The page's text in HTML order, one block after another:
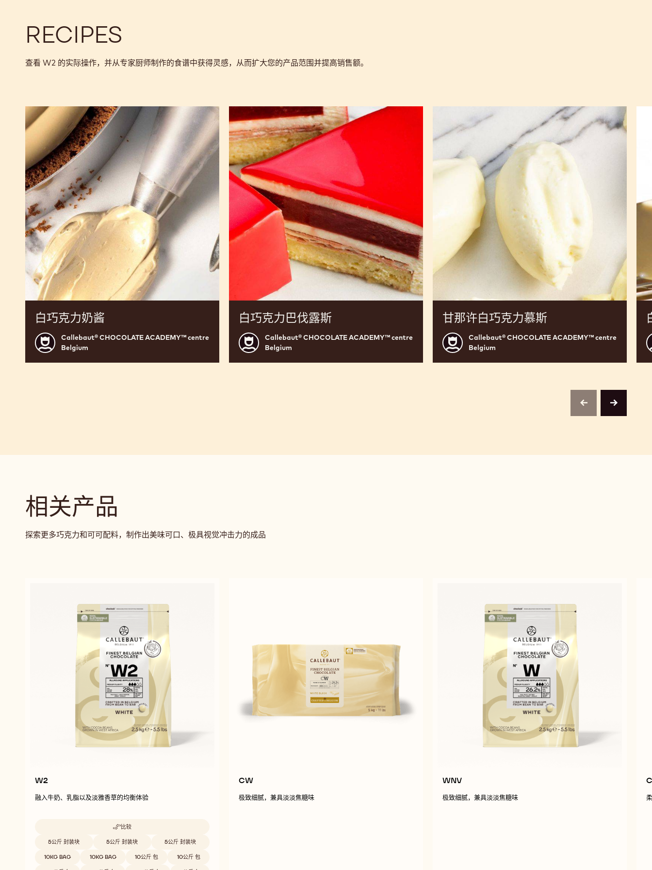
RECIPES
查看 W2 的实际操作，并从专家厨师制作的食谱中获得灵感，从而扩大您的产品范围并提高销售额。
白巧克力奶酱
Callebaut®
CHOCOLATE
ACADEMY™
Callebaut® CHOCOLATE ACADEMY™ centre
Belgium
白
巧
克
力
奶
酱
白巧克力巴伐露斯
Callebaut®
CHOCOLATE
ACADEMY™
Callebaut® CHOCOLATE ACADEMY™ centre
Belgium
巧
克
力
巴
伐
露
甘那许白巧克力慕斯
Callebaut®
CHOCOLATE
ACADEMY™
Callebaut® CHOCOLATE ACADEMY™ centre
Belgium
许
巧
克
previousnext
相关产品
探索更多巧克力和可可配料，制作出美味可口、极具视觉冲击力的成品
W2
融入牛奶、乳脂以及淡雅香草的均衡体验
比较
-
W2
Beschikbare maten
5公斤 封装块 5公斤 封装块 5公斤 封装块
10KG BAG 10KG BAG 10公斤 包 10公斤 包
CW
极致细腻，兼具淡淡焦糖味
WNV
极致细腻，兼具淡淡焦糖味